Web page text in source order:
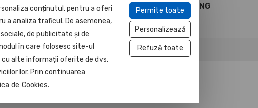
UNITATE
PROTEJATĂ
MARKETING
TOOLS
conținutul, pentru a oferi
a analiza traficul. De asemenea,
de publicitate și de
în care folosesc site-ul
alte informații oferite de dvs.
lor. Prin continuarea
de Cookies.
Permite toate
Personalizează
Refuză toate